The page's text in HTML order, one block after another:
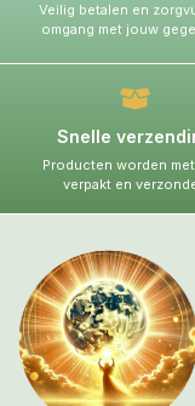
Veilig betalen en
omgang met jouw
Snelle
Producten worden
verpakt en